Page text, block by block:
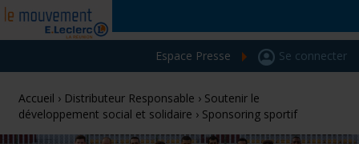
Espace Presse Se connecter
Accueil › Distributeur Responsable › Soutenir le
développement social et solidaire › Sponsoring sportif